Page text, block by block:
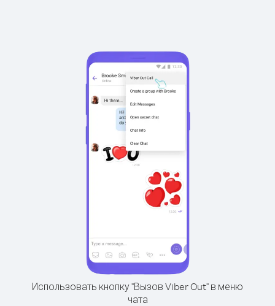
Использовать кнопку "Вызов Viber Out" в меню
чата